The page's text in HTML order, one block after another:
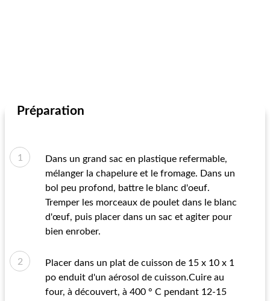
Préparation
Dans un grand sac en plastique refermable,
mélanger la chapelure et le fromage. Dans un
bol peu profond, battre le blanc d'oeuf.
Tremper les morceaux de poulet dans le blanc
d'œuf, puis placer dans un sac et agiter pour
bien enrober.
Placer dans un plat de cuisson de 15 x 10 x 1
po enduit d'un aérosol de cuisson.Cuire au
four, à découvert, à 400 ° C pendant 12-15